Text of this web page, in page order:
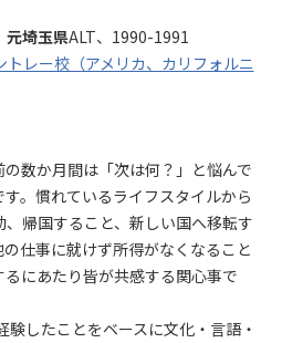
元埼玉県ALT、1990-1991
レー校（アメリカ、カリフォルニ
数か月間は「次は何？」と悩んで
。慣れているライフスタイルから
帰国すること、新しい国へ移転す
仕事に就けず所得がなくなること
にあたり皆が共感する関心事で
験したことをベースに文化・言語・